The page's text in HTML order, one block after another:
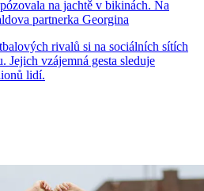
na jachtě v bikinách. Na
partnerka Georgina
rivalů si na sociálních sítích
Jejich vzájemná gesta sleduje
lidí.